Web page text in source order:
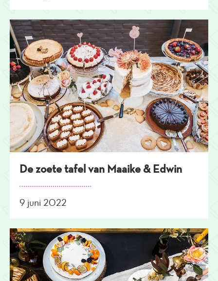
De zoete tafel van Maaike & Edwin
9 juni 2022